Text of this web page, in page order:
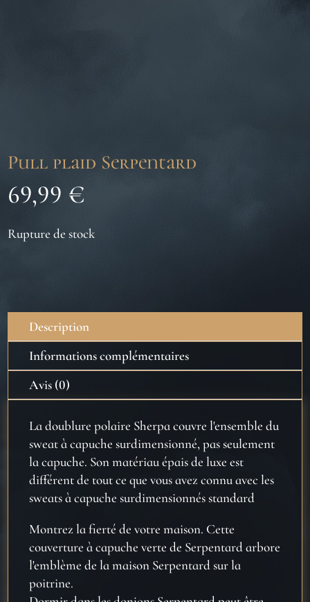
Pull plaid Serpentard
69,99 €
Rupture de stock
Description
Informations complémentaires
Avis (0)
La doublure polaire Sherpa couvre l'ensemble du
sweat à capuche surdimensionné, pas seulement
la capuche. Son matériau épais de luxe est
différent de tout ce que vous avez connu avec les
sweats à capuche surdimensionnés standard
Montrez la fierté de votre maison. Cette
couverture à capuche verte de Serpentard arbore
l'emblème de la maison Serpentard sur la
poitrine.